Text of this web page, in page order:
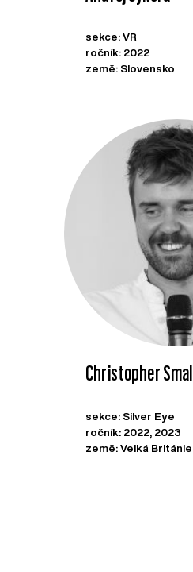
sekce: VR
ročník: 2022
země: Slovensko
Christopher Small
sekce: Silver Eye
ročník: 2022, 2023
země: Velká Británie